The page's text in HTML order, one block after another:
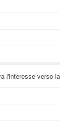
l'interesse verso